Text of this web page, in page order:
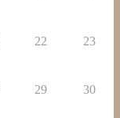
22 23
29 30